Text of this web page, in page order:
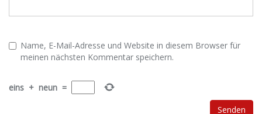
Name, E-Mail-Adresse und Website in diesem Browser für
meinen nächsten Kommentar speichern.
eins + neun =